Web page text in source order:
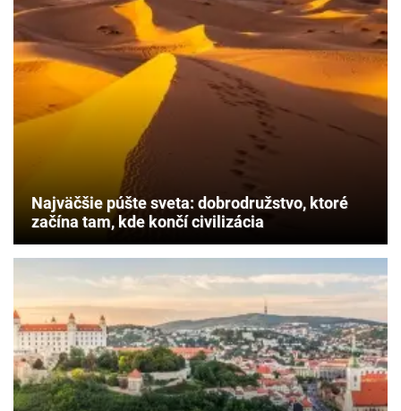
Najväčšie púšte sveta: dobrodružstvo, ktoré
začína tam, kde končí civilizácia